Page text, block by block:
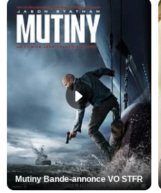
Mutiny Bande-annonce VO STFR